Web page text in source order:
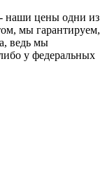
- наши цены одни из
мы гарантируем,
ведь мы
у федеральных